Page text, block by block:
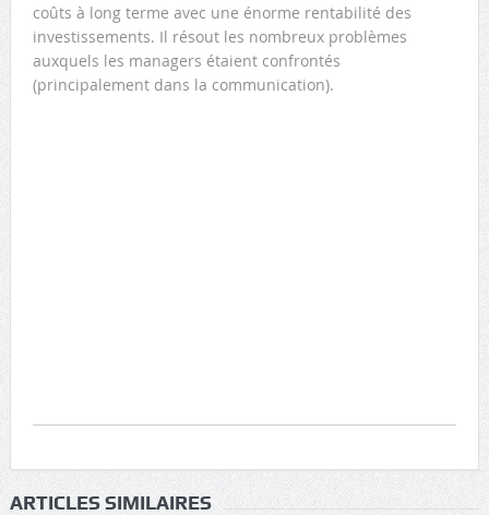
coûts à long terme avec une énorme rentabilité des
investissements. Il résout les nombreux problèmes
auxquels les managers étaient confrontés
(principalement dans la communication).
ARTICLES SIMILAIRES